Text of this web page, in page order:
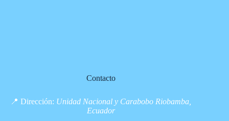
Contacto
📍 Dirección: Unidad Nacional y Carabobo Riobamba,
Ecuador